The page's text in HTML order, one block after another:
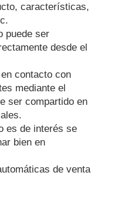
características,
puede ser
desde el
contacto con
mediante el
ser compartido en
es de interés se
bien en
de venta